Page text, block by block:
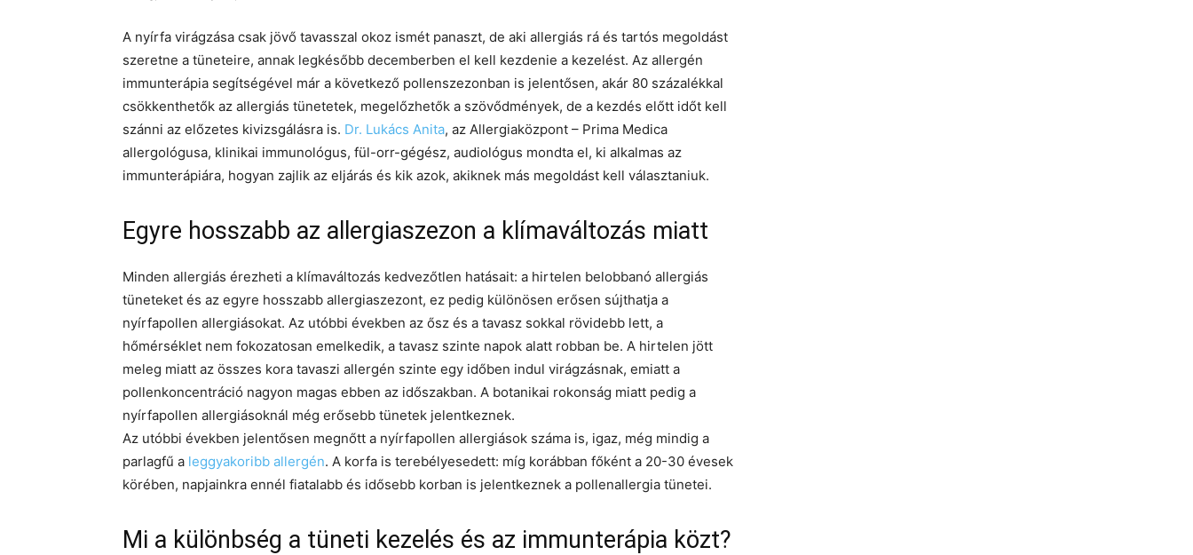
A nyírfa virágzása csak jövő tavasszal okoz ismét panaszt, de aki allergiás rá és tartós megoldást
szeretne a tüneteire, annak legkésőbb decemberben el kell kezdenie a kezelést. Az allergén
immunterápia segítségével már a következő pollenszezonban is jelentősen, akár 80 százalékkal
csökkenthetők az allergiás tünetetek, megelőzhetők a szövődmények, de a kezdés előtt időt kell
szánni az előzetes kivizsgálásra is. Dr. Lukács Anita, az Allergiaközpont – Prima Medica
allergológusa, klinikai immunológus, fül-orr-gégész, audiológus mondta el, ki alkalmas az
immunterápiára, hogyan zajlik az eljárás és kik azok, akiknek más megoldást kell választaniuk.
Egyre hosszabb az allergiaszezon a klímaváltozás miatt
Minden allergiás érezheti a klímaváltozás kedvezőtlen hatásait: a hirtelen belobbanó allergiás
tüneteket és az egyre hosszabb allergiaszezont, ez pedig különösen erősen sújthatja a
nyírfapollen allergiásokat. Az utóbbi években az ősz és a tavasz sokkal rövidebb lett, a
hőmérséklet nem fokozatosan emelkedik, a tavasz szinte napok alatt robban be. A hirtelen jött
meleg miatt az összes kora tavaszi allergén szinte egy időben indul virágzásnak, emiatt a
pollenkoncentráció nagyon magas ebben az időszakban. A botanikai rokonság miatt pedig a
nyírfapollen allergiásoknál még erősebb tünetek jelentkeznek.
Az utóbbi években jelentősen megnőtt a nyírfapollen allergiások száma is, igaz, még mindig a
parlagfű a leggyakoribb allergén. A korfa is terebélyesedett: míg korábban főként a 20-30 évesek
körében, napjainkra ennél fiatalabb és idősebb korban is jelentkeznek a pollenallergia tünetei.
Mi a különbség a tüneti kezelés és az immunterápia közt?